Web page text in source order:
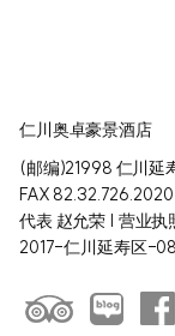
仁川奥卓豪景酒店
(邮编)21998 仁川延
FAX 82.32.726.2020
代表 赵允荣 | 营业
2017-仁川延寿区-